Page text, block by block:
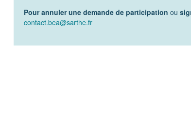
Pour annuler une demande de participation ou
contact.bea@sarthe.fr